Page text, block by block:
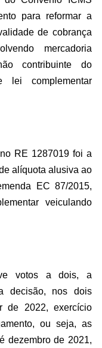
para reformar a
de cobrança
mercadoria
contribuinte do
lei complementar
RE 1287019 foi a
alíquota alusiva ao
EC 87/2015,
veiculando
votos a dois, a
decisão, nos dois
de 2022, exercício
ou seja, as
dezembro de 2021,